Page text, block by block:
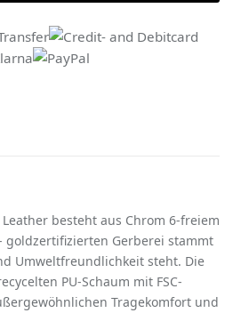
Leather besteht aus Chrom 6-freiem
goldzertifizierten Gerberei stammt
Umweltfreundlichkeit steht. Die
PU-Schaum mit FSC-
Tragekomfort und